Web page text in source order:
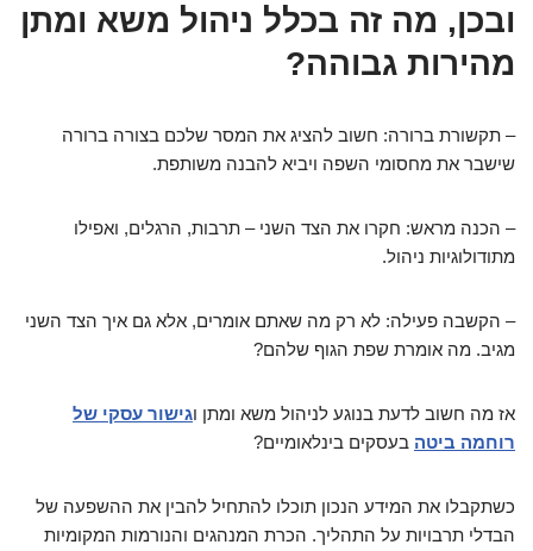
ובכן, מה זה בכלל ניהול משא ומתן
מהירות גבוהה?
– תקשורת ברורה: חשוב להציג את המסר שלכם בצורה ברורה
שישבר את מחסומי השפה ויביא להבנה משותפת.
– הכנה מראש: חקרו את הצד השני – תרבות, הרגלים, ואפילו
מתודולוגיות ניהול.
– הקשבה פעילה: לא רק מה שאתם אומרים, אלא גם איך הצד השני
מגיב. מה אומרת שפת הגוף שלהם?
אז מה חשוב לדעת בנוגע לניהול משא ומתן וגישור עסקי של
רוחמה ביטה בעסקים בינלאומיים?
כשתקבלו את המידע הנכון תוכלו להתחיל להבין את ההשפעה של
הבדלי תרבויות על התהליך. הכרת המנהגים והנורמות המקומיות